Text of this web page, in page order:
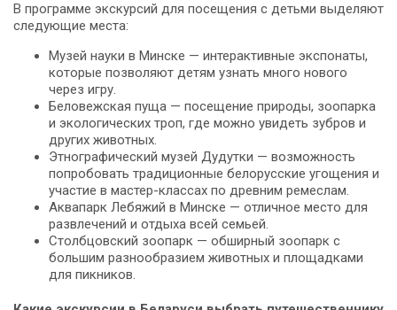
В программе экскурсий для посещения с детьми выделяют
следующие места:
Музей науки в Минске — интерактивные экспонаты,
которые позволяют детям узнать много нового
через игру.
Беловежская пуща — посещение природы, зоопарка
и экологических троп, где можно увидеть зубров и
других животных.
Этнографический музей Дудутки — возможность
попробовать традиционные белорусские угощения и
участие в мастер-классах по древним ремеслам.
Аквапарк Лебяжий в Минске — отличное место для
развлечений и отдыха всей семьей.
Столбцовский зоопарк — обширный зоопарк с
большим разнообразием животных и площадками
для пикников.